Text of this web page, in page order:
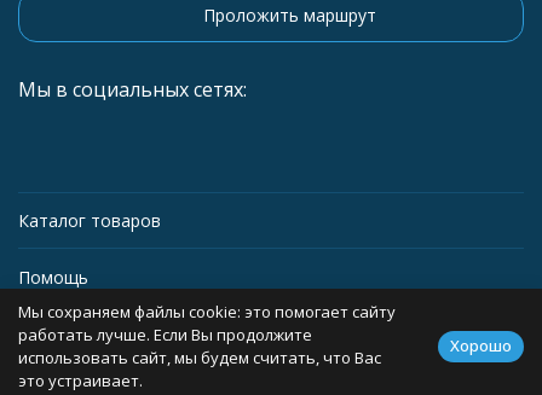
Проложить маршрут
Мы в социальных сетях:
Каталог товаров
Помощь
Информация
Мы сохраняем файлы cookie: это помогает сайту
работать лучше. Если Вы продолжите
использовать сайт, мы будем считать, что Вас
это устраивает.
Хорошо